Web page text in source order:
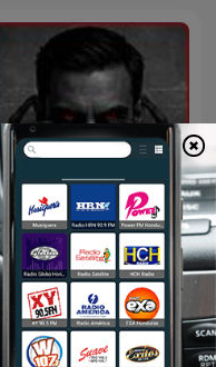
Inframundo Relatos De
Terror